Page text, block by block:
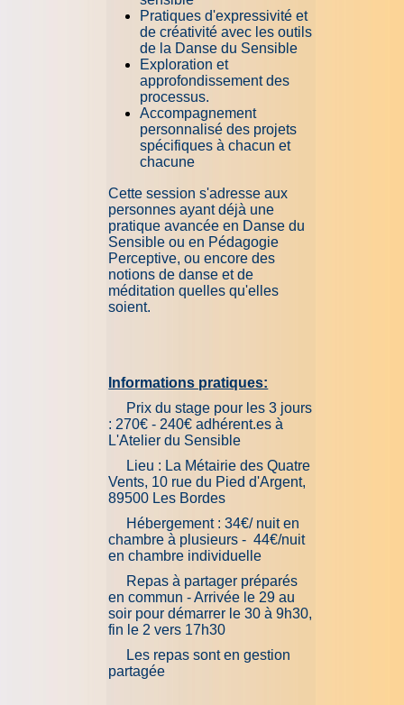
Pratiques d'expressivité et
de créativité avec les outils
de la Danse du Sensible
Exploration et
approfondissement des
processus.
Accompagnement
personnalisé des projets
spécifiques à chacun et
chacune
Cette session s'adresse aux
personnes ayant déjà une
pratique avancée en Danse du
Sensible ou en Pédagogie
Perceptive, ou encore des
notions de danse et de
méditation quelles qu'elles
soient.
Informations pratiques:
Prix du stage pour les 3 jours
: 270€ - 240€ adhérent.es à
L'Atelier du Sensible
Lieu : La Métairie des Quatre
Vents, 10 rue du Pied d'Argent,
89500 Les Bordes
Hébergement : 34€/ nuit en
chambre à plusieurs - 44€/nuit
en chambre individuelle
Repas à partager préparés
en commun - Arrivée le 29 au
soir pour démarrer le 30 à 9h30,
fin le 2 vers 17h30
Les repas sont en gestion
partagée